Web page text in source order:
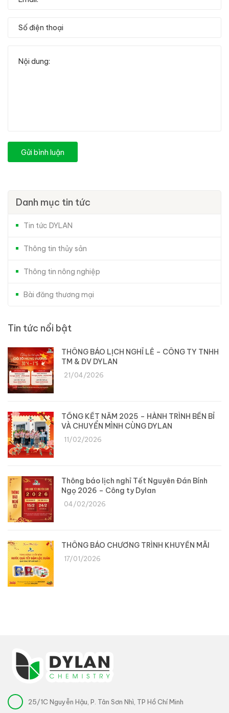
Gửi bình luận
Danh mục tin tức
Tin tức DYLAN
Thông tin thủy sản
Thông tin nông nghiệp
Bài đăng thương mại
Tin tức nổi bật
THÔNG BÁO LỊCH NGHỈ LỄ – CÔNG TY TNHH
TM & DV DYLAN
21/04/2026
TỔNG KẾT NĂM 2025 – HÀNH TRÌNH BỀN BỈ
VÀ CHUYỂN MÌNH CÙNG DYLAN
11/02/2026
Thông báo lịch nghỉ Tết Nguyên Đán Bính
Ngọ 2026 – Công ty Dylan
04/02/2026
THÔNG BÁO CHƯƠNG TRÌNH KHUYẾN MÃI
17/01/2026
25/1C Nguyễn Hậu, P. Tân Sơn Nhì, TP Hồ Chí Minh